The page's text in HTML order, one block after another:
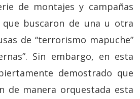
de montajes y campañas
buscaron de una u otra
de “terrorismo mapuche”
Sin embargo, en esta
demostrado que
de manera orquestada esta